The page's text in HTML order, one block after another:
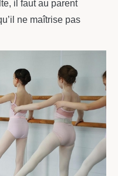
il faut au parent
ne maîtrise pas